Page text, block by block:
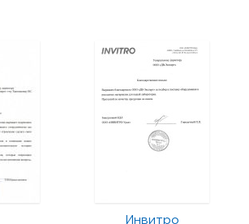
Инвитро